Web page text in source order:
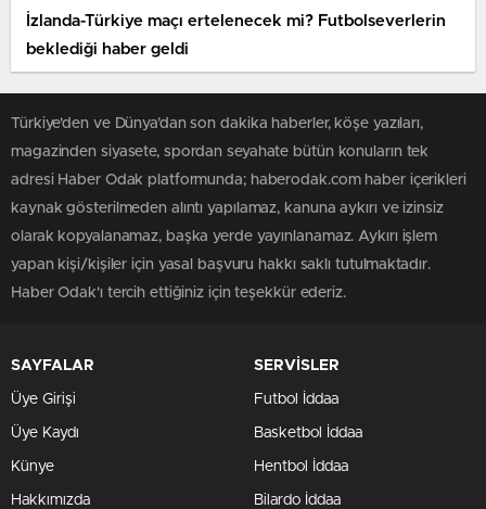
İzlanda-Türkiye maçı ertelenecek mi? Futbolseverlerin
beklediği haber geldi
Türkiye'den ve Dünya’dan son dakika haberler, köşe yazıları,
magazinden siyasete, spordan seyahate bütün konuların tek
adresi Haber Odak platformunda; haberodak.com haber içerikleri
kaynak gösterilmeden alıntı yapılamaz, kanuna aykırı ve izinsiz
olarak kopyalanamaz, başka yerde yayınlanamaz. Aykırı işlem
yapan kişi/kişiler için yasal başvuru hakkı saklı tutulmaktadır.
Haber Odak'ı tercih ettiğiniz için teşekkür ederiz.
SAYFALAR
Üye Girişi
Üye Kaydı
Künye
Hakkımızda
SERVİSLER
Futbol İddaa
Basketbol İddaa
Hentbol İddaa
Bilardo İddaa